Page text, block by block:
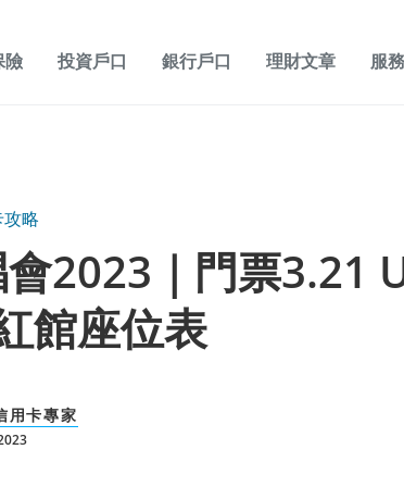
險 投資戶口 銀行戶口 理財文章 服
略
2023｜門票3.21
館座位表
用卡專家